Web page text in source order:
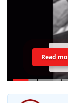
Read